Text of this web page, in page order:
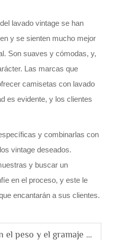
lavado vintage se han
y se sienten mucho mejor
Son suaves y cómodas, y,
Las marcas que
camisetas con lavado
es evidente, y los clientes
y combinarlas con
vintage deseados.
y buscar un
en el proceso, y este le
encantarán a sus clientes.
del tejido a la calidad de una sudadera con capucha?